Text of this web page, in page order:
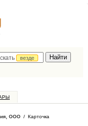
везде
ООО / Карточка